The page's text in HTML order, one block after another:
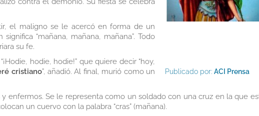
Publicado por: ACI Prensa
el maligno se le acercó en forma de un
“mañana, mañana, mañana”. Todo
su fe.
hodie, hodie!” que quiere decir “hoy,
cristiano”, añadió. Al final, murió como un
Se le representa como un soldado con una cruz en la que
un cuervo con la palabra “cras” (mañana).